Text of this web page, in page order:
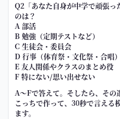
Q2「あなた自身が中学で頑張っ
のは？
A 部活
B 勉強（定期テストなど）
C 生徒会・委員会
D 行事（体育祭・文化祭・合唱）
E 友人関係やクラスのまとめ役
F 特にない/思い出せない
A〜Fで答えて。そしたら、その
こっちで作って、30秒で言える
ます。